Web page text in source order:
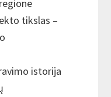
tikslas –
istorija